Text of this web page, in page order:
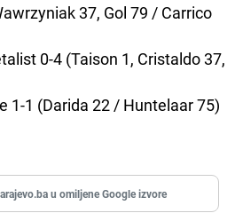
37, Gol 79 / Carrico
0-4 (Taison 1, Cristaldo 37,
1-1 (Darida 22 / Huntelaar 75)
u omiljene Google izvore